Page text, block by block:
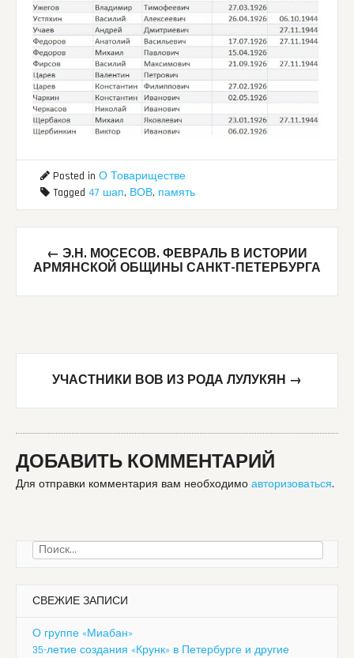
Posted in О Товариществе
Tagged 47 шап, ВОВ, память
Post
navigation
← Э.Н. МОСЕСОВ. ФЕВРАЛЬ В ИСТОРИИ
АРМЯНСКОЙ ОБЩИНЫ САНКТ-ПЕТЕРБУРГА
УЧАСТНИКИ ВОВ ИЗ РОДА ЛУЛУКЯН →
ДОБАВИТЬ КОММЕНТАРИЙ
Для отправки комментария вам необходимо авторизоваться.
Найти:
СВЕЖИЕ ЗАПИСИ
О группе «Миабан»
35-летие создания «Крунк» в Петербурге и другие